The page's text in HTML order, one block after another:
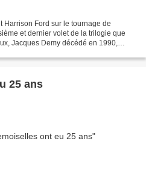
Harrison Ford sur le tournage de
et dernier volet de la trilogie que
Jacques Demy décédé en 1990,
25 ans